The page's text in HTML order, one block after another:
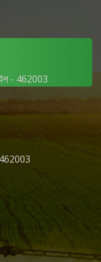
- 462003